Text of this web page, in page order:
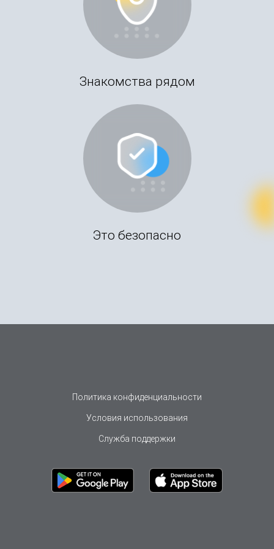
Знакомства рядом
Это безопасно
Политика конфиденциальности
Условия использования
Служба поддержки